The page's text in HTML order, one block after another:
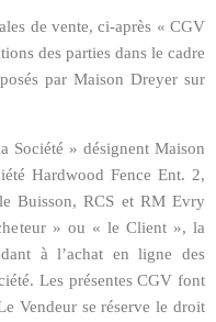
de vente, ci-après « CGV
des parties dans le cadre
par Maison Dreyer sur
Société » désignent Maison
Hardwood Fence Ent. 2,
Buisson, RCS et RM Evry
» ou « le Client », la
à l’achat en ligne des
Les présentes CGV font
Vendeur se réserve le droit